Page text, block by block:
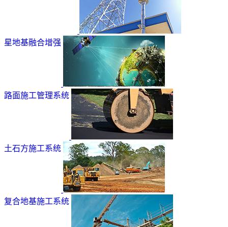
星地基融合增强
路面施工管理系统
土石方施工系统
复合地基施工系统